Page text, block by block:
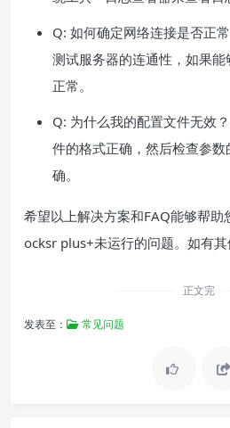
Q: 如何确定网络连接是否正
测试服务器的连通性，如果
正常。
Q: 为什么我的配置文件无效
件的格式正确，然后检查参
确。
希望以上解决方案和FAQ能够帮
ocksr plus+未运行的问题。如有其
正文完
发表至： 常见问题